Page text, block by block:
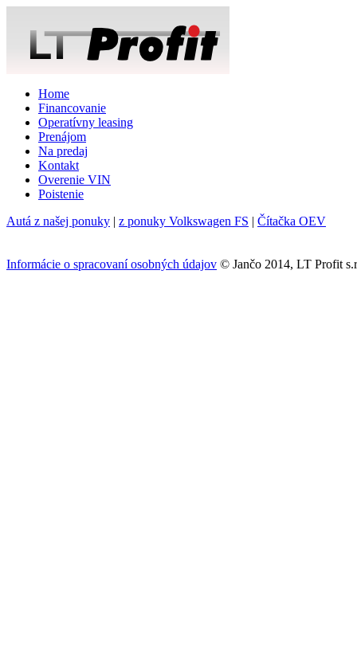
Home
Financovanie
Operatívny leasing
Prenájom
Na predaj
Kontakt
Overenie VIN
Poistenie
Autá z našej ponuky | z ponuky Volkswagen FS | Čítačka OEV
Informácie o spracovaní osobných údajov © Jančo 2014, LT Profit